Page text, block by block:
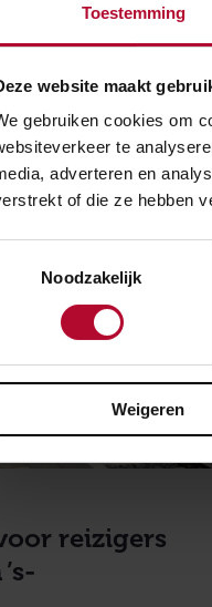
Toestemming
website maakt
gebruiken cookies om
te
adverteren en
of die ze hebben
Noodzakelijk
Weigeren
reizigers